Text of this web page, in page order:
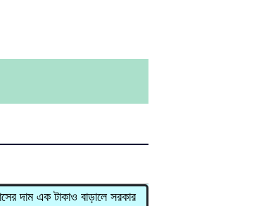
দাম এক টাকাও বাড়ালে সরকার